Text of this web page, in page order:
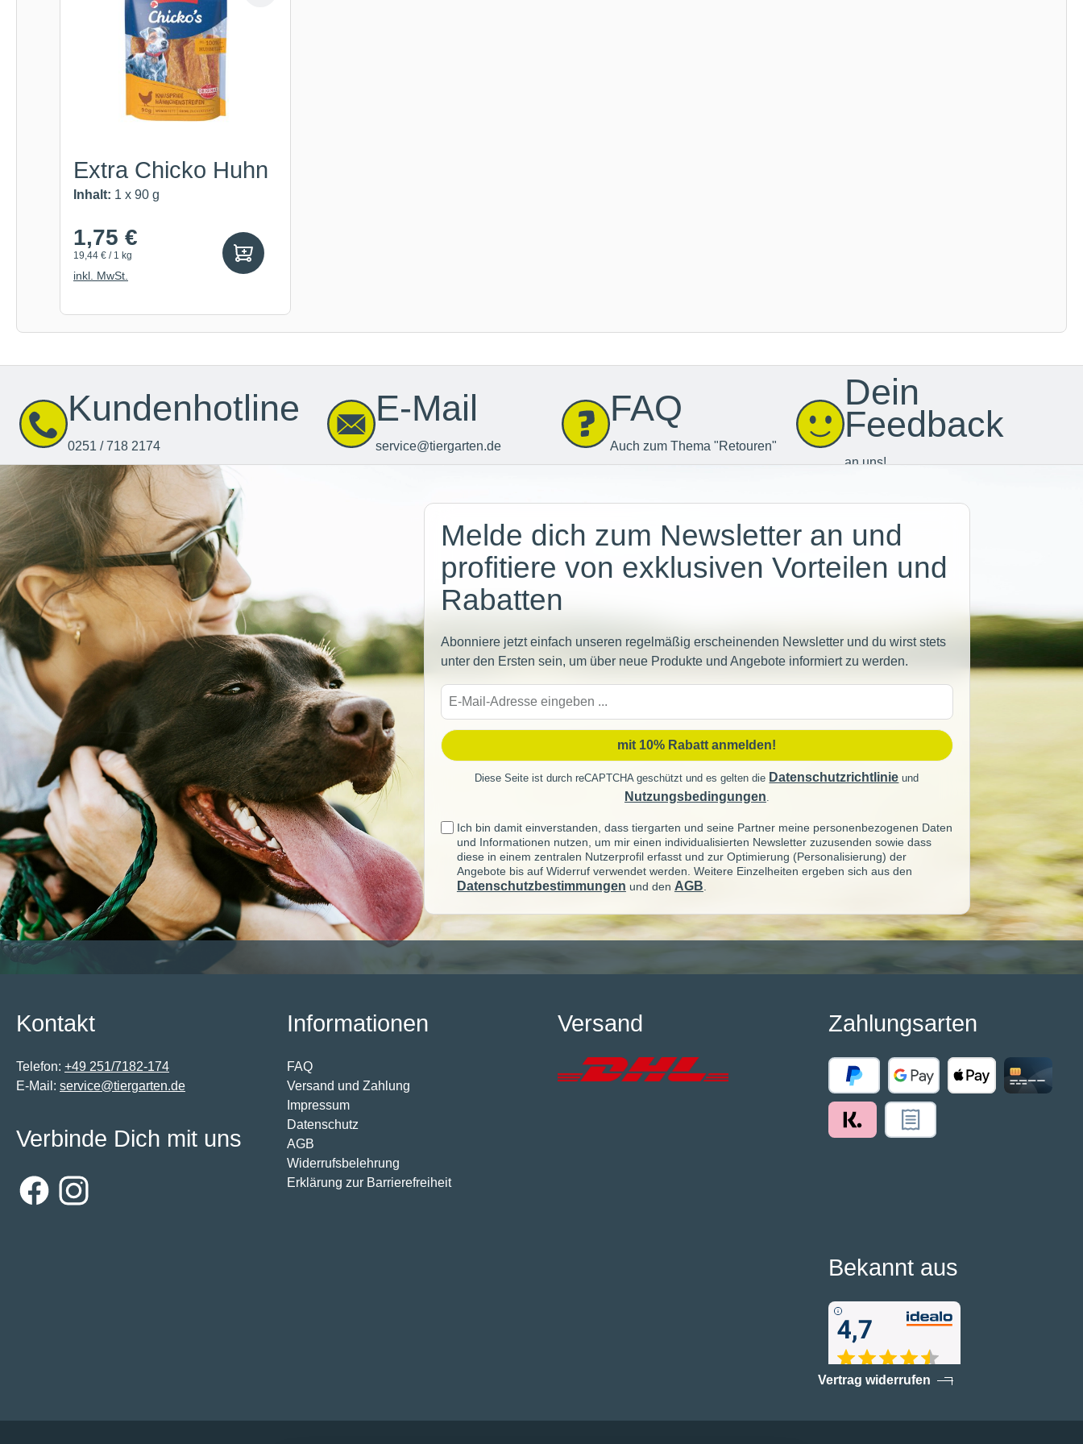
Extra Chicko Huhn
Inhalt: 1 x 90 g
1,75 €
19,44 € / 1 kg
inkl. MwSt.
Kundenhotline
0251 / 718 2174
E-Mail
service@tiergarten.de
FAQ
Auch zum Thema "Retouren"
Dein
Feedback
an uns!
Melde dich zum Newsletter an und
profitiere von exklusiven Vorteilen und
Rabatten
Abonniere jetzt einfach unseren regelmäßig erscheinenden Newsletter und du wirst stets
unter den Ersten sein, um über neue Produkte und Angebote informiert zu werden.
Adresse
mit 10% Rabatt anmelden!
Diese Seite ist durch reCAPTCHA geschützt und es gelten die Datenschutzrichtlinie und
Nutzungsbedingungen.
Ich bin damit einverstanden, dass tiergarten und seine Partner meine personenbezogenen Daten
und Informationen nutzen, um mir einen individualisierten Newsletter zuzusenden sowie dass
diese in einem zentralen Nutzerprofil erfasst und zur Optimierung (Personalisierung) der
Angebote bis auf Widerruf verwendet werden. Weitere Einzelheiten ergeben sich aus den
Datenschutzbestimmungen und den AGB
Kontakt
Telefon: +49 251/7182-174
E-Mail: service@tiergarten.de
Informationen
FAQ
Versand und Zahlung
Impressum
Datenschutz
AGB
Widerrufsbelehrung
Erklärung zur Barrierefreiheit
Versand Zahlungsarten
Verbinde Dich mit uns
FacebookInstagram
Bekannt aus
Vertrag widerrufen